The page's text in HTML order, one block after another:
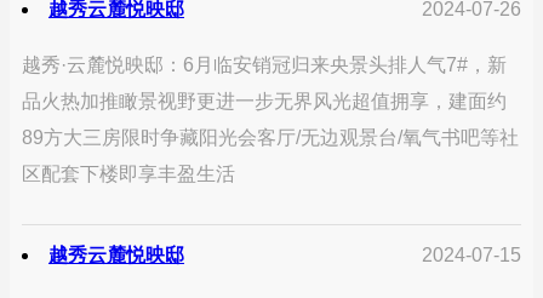
越秀云麓悦映邸 2024-07-26
越秀·云麓悦映邸：6月临安销冠归来央景头排人气7#，新
品火热加推瞰景视野更进一步无界风光超值拥享，建面约
89方大三房限时争藏阳光会客厅/无边观景台/氧气书吧等社
区配套下楼即享丰盈生活
越秀云麓悦映邸 2024-07-15